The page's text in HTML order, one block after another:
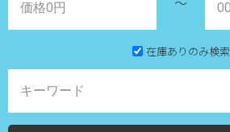
在庫ありのみ検索